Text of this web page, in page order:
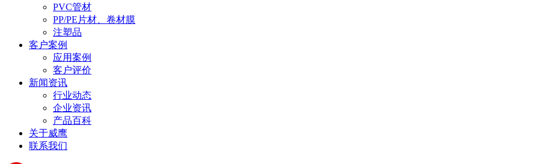
PVC管材
PP/PE片材、卷材膜
注塑品
客户案例
应用案例
客户评价
新闻资讯
行业动态
企业资讯
产品百科
关于威鹰
联系我们